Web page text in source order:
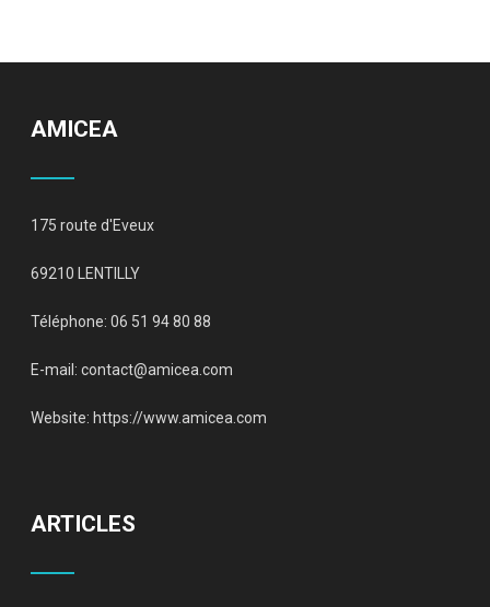
AMICEA
175 route d'Eveux
69210 LENTILLY
Téléphone: 06 51 94 80 88
E-mail:contact@amicea.com
Website: https://www.amicea.com
ARTICLES